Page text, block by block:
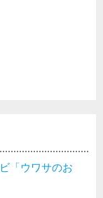
「ウワサのお